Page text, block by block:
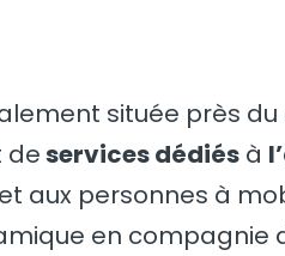
située près
deservices dédiésà
personnes à
en compagnie